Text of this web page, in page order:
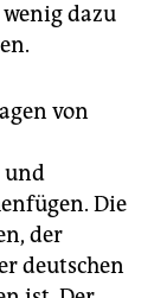
dazu
von
und
Die
der
deutschen